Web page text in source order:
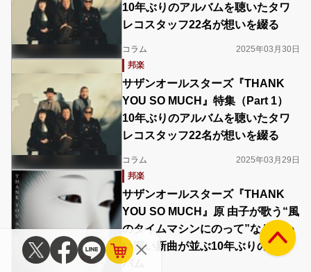
10年ぶりのアルバムを聴いたタワ
レコスタッフ22名が想いを綴る
コラム
2025年03月30日
邦楽
サザンオールスターズ『THANK
YOU SO MUCH』特集（Part 1）
10年ぶりのアルバムを聴いたタワ
レコスタッフ22名が想いを綴る
コラム
2025年03月29日
邦楽
サザンオールスターズ『THANK
YOU SO MUCH』原 由子が歌う“風
のタイムマシンにのって”など味わ
い深い新曲が並ぶ10年ぶりのアル
バム